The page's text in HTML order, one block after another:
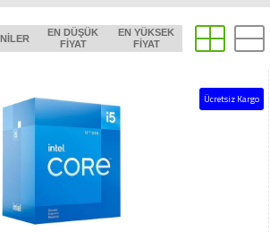
EN DÜŞÜK
FIYAT
EN YÜKSEK
FIYAT
Ücretsiz Kargo